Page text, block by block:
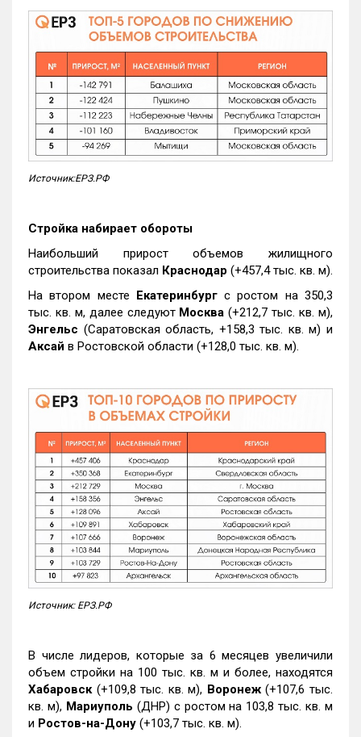
Источник:ЕРЗ.РФ
Стройка набирает обороты
Наибольший прирост объемов жилищного
строительства показал Краснодар (+457,4 тыс. кв. м).
На втором месте Екатеринбургс ростом на 350,3
тыс. кв. м, далее следуют Москва (+212,7 тыс. кв. м),
Энгельс (Саратовская область, +158,3 тыс. кв. м) и
Аксай в Ростовской области (+128,0 тыс. кв. м).
Источник: ЕРЗ.РФ
В числе лидеров, которые за 6 месяцев увеличили
объем стройки на 100 тыс. кв. м и более, находятся
Хабаровск (+109,8 тыс. кв. м), Воронеж(+107,6 тыс.
кв. м), Мариуполь (ДНР) с ростом на 103,8 тыс. кв. м
и Ростов-на-Дону (+103,7 тыс. кв. м).